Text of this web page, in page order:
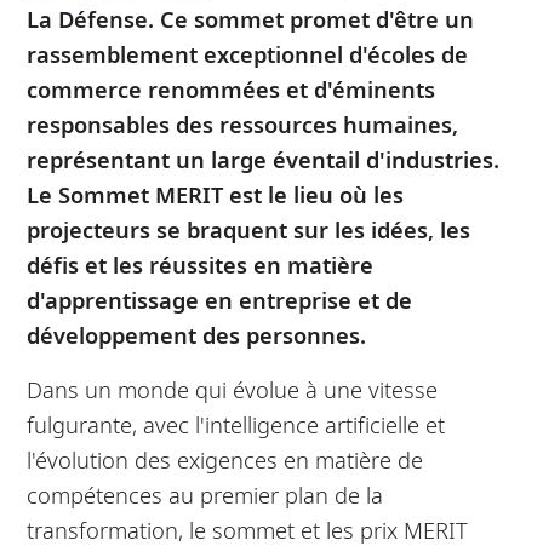
La Défense. Ce sommet promet d'être un
rassemblement exceptionnel d'écoles de
commerce renommées et d'éminents
responsables des ressources humaines,
représentant un large éventail d'industries.
Le Sommet MERIT est le lieu où les
projecteurs se braquent sur les idées, les
défis et les réussites en matière
d'apprentissage en entreprise et de
développement des personnes.
Dans un monde qui évolue à une vitesse
fulgurante, avec l'intelligence artificielle et
l'évolution des exigences en matière de
compétences au premier plan de la
transformation, le sommet et les prix MERIT